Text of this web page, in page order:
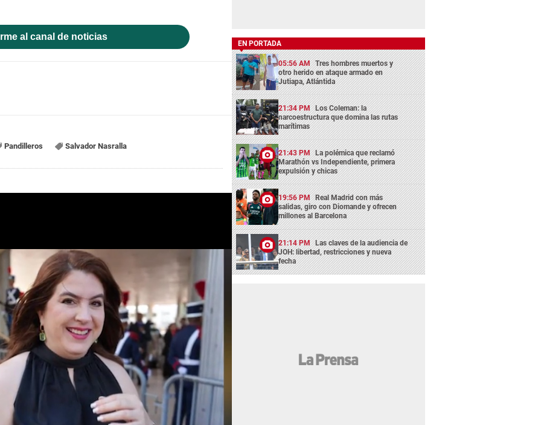
al canal de noticias
Pandilleros Salvador Nasralla
EN PORTADA
05:56 AM Tres hombres muertos y
otro herido en ataque armado en
Jutiapa, Atlántida
21:34 PM Los Coleman: la
narcoestructura que domina las rutas
marítimas
21:43 PM La polémica que reclamó
Marathón vs Independiente, primera
expulsión y chicas
19:56 PM Real Madrid con más
salidas, giro con Diomande y ofrecen
millones al Barcelona
21:14 PM Las claves de la audiencia de
JOH: libertad, restricciones y nueva
fecha